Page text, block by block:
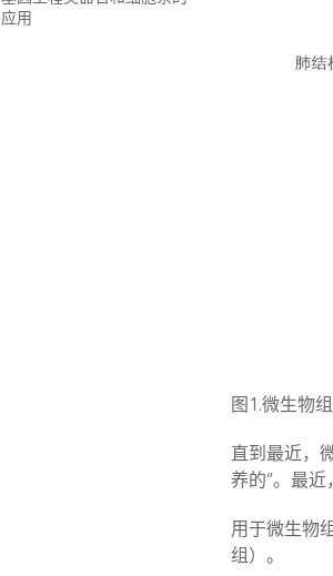
图1.微生物
直到最近，
养的”。最
用于微生物
组）。
应用